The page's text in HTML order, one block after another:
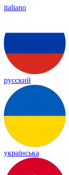
italiano
русский
українська